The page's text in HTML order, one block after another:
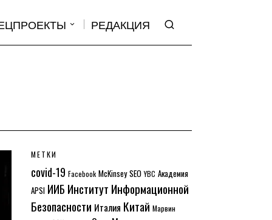
РЕДАКЦИЯ
МЕТКИ
covid-19 Facebook McKinsey SEO YBC Академия
APSI ИИБ Институт Информационной
Безопасности Италия Китай Марвин